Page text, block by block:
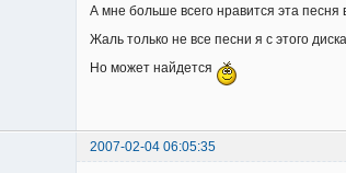
А мне больше всего нравится эта песня
Жаль только не все песни я с этого
Но может найдется
2007-02-04 06:05:35